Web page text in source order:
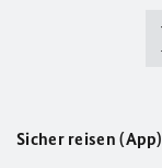
Sicher reisen (App)